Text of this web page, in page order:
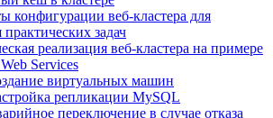
конфигурации веб-кластера для
задач
реализация веб-кластера на примере
Services
виртуальных машин
репликации MySQL
переключение в случае отказа